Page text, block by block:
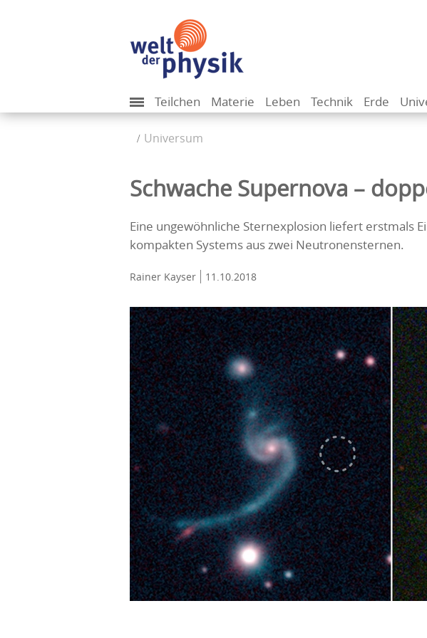
Teilchen Materie Leben Technik Erde
Universum
Schwache Supernova –
Eine ungewöhnliche Sternexplosion liefert erstmals
kompakten Systems aus zwei Neutronensternen.
Rainer Kayser 11.10.2018